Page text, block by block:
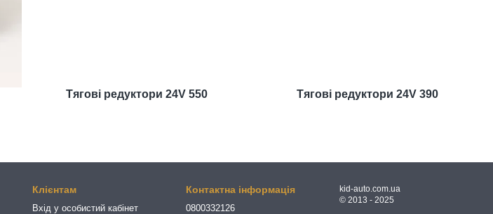
Тягові редуктори 24V 550 Тягові редуктори 24V 390
Клієнтам
Вхід у особистий кабінет
Контактна інформація
0800332126
kid-auto.com.ua
© 2013 - 2025